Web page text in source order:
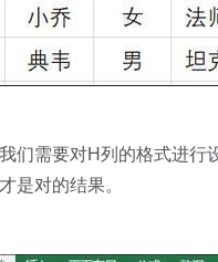
们需要对H列的格式进行
是对的结果。